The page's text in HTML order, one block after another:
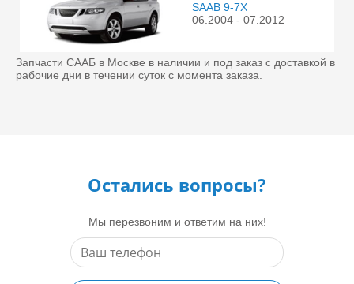
SAAB 9-7X
06.2004 - 07.2012
Запчасти СААБ в Москве в наличии и под заказ с доставкой в
рабочие дни в течении суток с момента заказа.
Остались вопросы?
Мы перезвоним и ответим на них!